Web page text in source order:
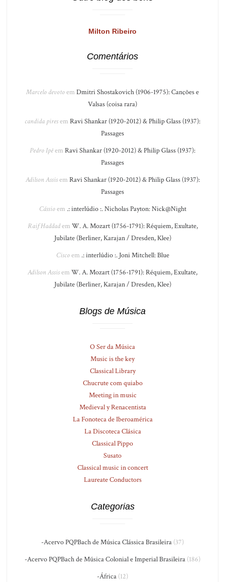
Milton Ribeiro
Comentários
Marcelo devotoem Dmitri Shostakovich (1906-1975): Canções e
Valsas (coisa rara)
candida piresem Ravi Shankar (1920-2012) & Philip Glass (1937):
Passages
Pedro Ipêem Ravi Shankar (1920-2012) & Philip Glass (1937):
Passages
Adilson Assisem Ravi Shankar (1920-2012) & Philip Glass (1937):
Passages
Cássioem .: interlúdio :. Nicholas Payton: Nick@Night
Raif Haddadem W. A. Mozart (1756-1791): Réquiem, Exultate,
Jubilate (Berliner, Karajan / Dresden, Klee)
Ciscoem .: interlúdio :. Joni Mitchell: Blue
Adilson Assisem W. A. Mozart (1756-1791): Réquiem, Exultate,
Jubilate (Berliner, Karajan / Dresden, Klee)
Blogs de Música
O Ser da Música
Music is the key
Classical Library
Chucrute com quiabo
Meeting in music
Medieval y Renacentista
La Fonoteca de Iberoamérica
La Discoteca Clásica
Classical Pippo
Susato
Classical music in concert
Laureate Conductors
Categorias
-Acervo PQPBach de Música Clássica Brasileira (37)
-Acervo PQPBach de Música Colonial e Imperial Brasileira (186)
-África (12)